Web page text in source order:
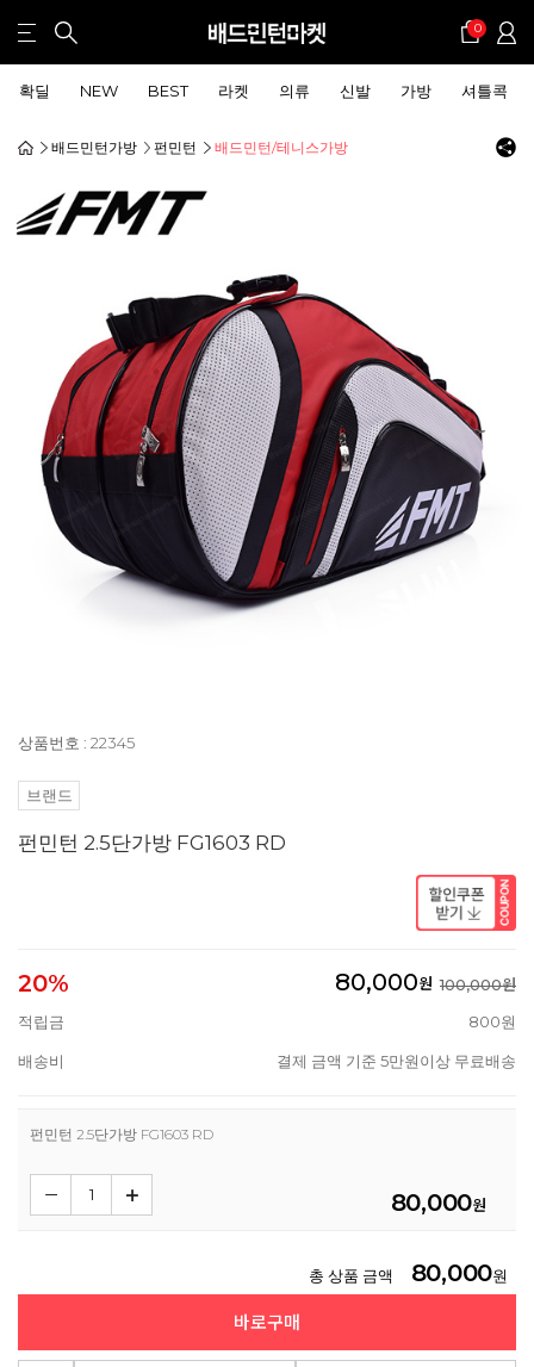
0
확딜 NEW BEST 라켓 의류 신발 가방 셔틀콕
배드민턴가방 펀민턴 배드민턴/테니스가방
상품번호 : 22345
브랜드
펀민턴 2.5단가방 FG1603 RD
20% 80,000원 100,000원
적립금
800원
배송비 결제 금액 기준 5만원이상 무료배송
펀민턴 2.5단가방 FG1603 RD
80,000원
총 상품 금액 80,000원
바로구매